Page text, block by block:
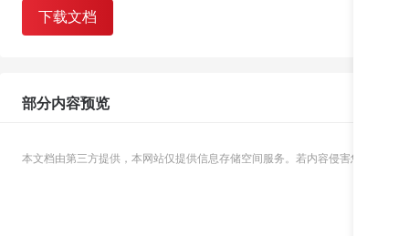
下载文档
部分内容预览
本文档由第三方提供，本网站仅提供信息存储空间服务。若内容侵害您的权益